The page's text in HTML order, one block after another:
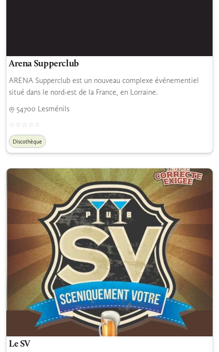
Arena Supperclub
ARENA Supperclub est un nouveau complexe événementiel
situé dans le nord-est de la France, en Lorraine.
54700 Lesménils
Discothèque
Le SV